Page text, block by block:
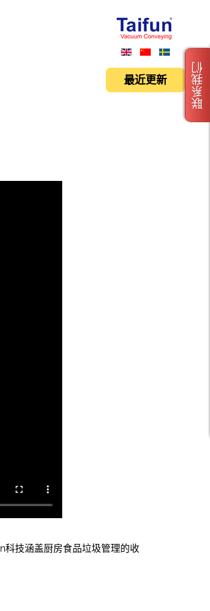
最近更新
科技涵盖厨房食品垃圾管理的收
联系我们